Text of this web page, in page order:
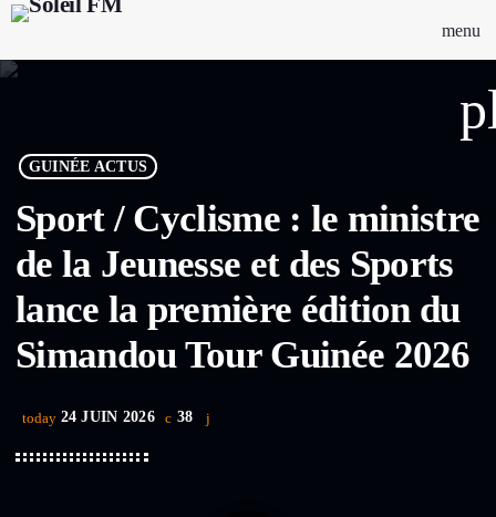
menu
GUINÉE ACTUS
Sport / Cyclisme : le ministre
de la Jeunesse et des Sports
lance la première édition du
Simandou Tour Guinée 2026
today 24 JUIN 2026 38